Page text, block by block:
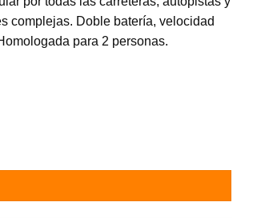
complejas. Doble batería, velocidad
para 2 personas.
brillo / Doble batería cantidad